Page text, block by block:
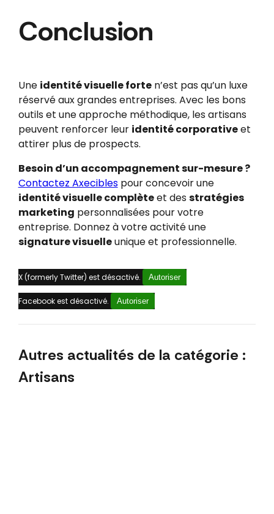
Conclusion
Une identité visuelle forten’est pas qu’un luxe
réservé aux grandes entreprises. Avec les bons
outils et une approche méthodique, les artisans
peuvent renforcer leur identité corporativeet
attirer plus de prospects.
Besoin d’un accompagnement sur-mesure ?
Contactez Axeciblespour concevoir une
identité visuelle complèteet desstratégies
marketing personnalisées pour votre
entreprise. Donnez à votre activité une
signature visuelleunique et professionnelle.
X (formerly Twitter) est désactivé. Autoriser
Facebook est désactivé. Autoriser
Autres actualités de la catégorie :
Artisans